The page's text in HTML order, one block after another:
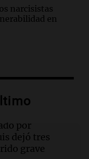
narcisistas
en
Matías Álvarez
el
IDEA
por
dejó tres
grave